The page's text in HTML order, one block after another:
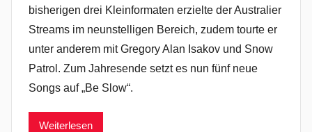
bisherigen drei Kleinformaten erzielte der Australier
Streams im neunstelligen Bereich, zudem tourte er
unter anderem mit Gregory Alan Isakov und Snow
Patrol. Zum Jahresende setzt es nun fünf neue
Songs auf „Be Slow“.
Weiterlesen